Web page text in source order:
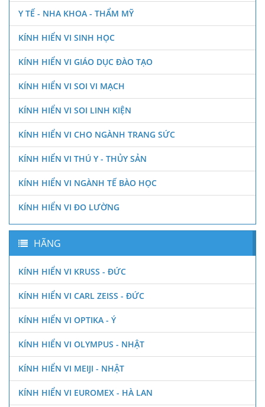
Y TẾ - NHA KHOA - THẨM MỸ
KÍNH HIỂN VI SINH HỌC
KÍNH HIỂN VI GIÁO DỤC ĐÀO TẠO
KÍNH HIỂN VI SOI VI MẠCH
KÍNH HIỂN VI SOI LINH KIỆN
KÍNH HIỂN VI CHO NGÀNH TRANG SỨC
KÍNH HIỂN VI THÚ Y - THỦY SẢN
KÍNH HIỂN VI NGÀNH TẾ BÀO HỌC
KÍNH HIỂN VI ĐO LƯỜNG
HÃNG
KÍNH HIỂN VI KRUSS - ĐỨC
KÍNH HIỂN VI CARL ZEISS - ĐỨC
KÍNH HIỂN VI OPTIKA - Ý
KÍNH HIỂN VI OLYMPUS - NHẬT
KÍNH HIỂN VI MEIJI - NHẬT
KÍNH HIỂN VI EUROMEX - HÀ LAN